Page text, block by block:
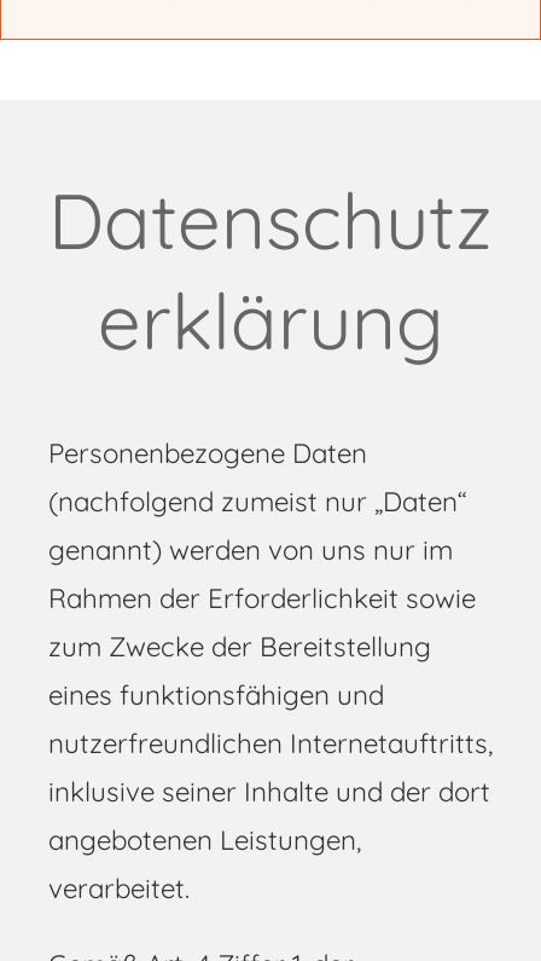
Datenschutz
erklärung
Personenbezogene Daten
(nachfolgend zumeist nur „Daten“
genannt) werden von uns nur im
Rahmen der Erforderlichkeit sowie
zum Zwecke der Bereitstellung
eines funktionsfähigen und
nutzerfreundlichen Internetauftritts,
inklusive seiner Inhalte und der dort
angebotenen Leistungen,
verarbeitet.